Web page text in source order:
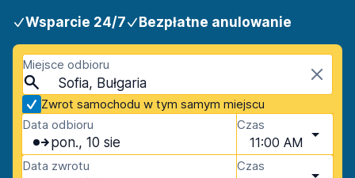
Wsparcie 24/7 Bezpłatne anulowanie
Miejsce odbioru
Sofia, Bułgaria
Zwrot samochodu w tym samym miejscu
Data odbioru
pon., 10 sie
Czas
11:00 AM
Data zwrotu Czas